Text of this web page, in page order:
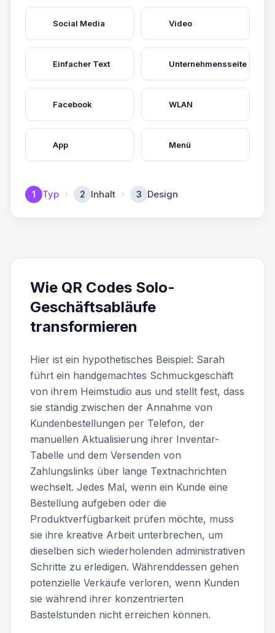
Social Media Video
Einfacher Text Unternehmensseite
Facebook WLAN
App Menü
1 Typ 2 Inhalt 3 Design
Wie QR Codes Solo-
Geschäftsabläufe
transformieren
Hier ist ein hypothetisches Beispiel: Sarah
führt ein handgemachtes Schmuckgeschäft
von ihrem Heimstudio aus und stellt fest, dass
sie ständig zwischen der Annahme von
Kundenbestellungen per Telefon, der
manuellen Aktualisierung ihrer Inventar-
Tabelle und dem Versenden von
Zahlungslinks über lange Textnachrichten
wechselt. Jedes Mal, wenn ein Kunde eine
Bestellung aufgeben oder die
Produktverfügbarkeit prüfen möchte, muss
sie ihre kreative Arbeit unterbrechen, um
dieselben sich wiederholenden administrativen
Schritte zu erledigen. Währenddessen gehen
potenzielle Verkäufe verloren, wenn Kunden
sie während ihrer konzentrierten
Bastelstunden nicht erreichen können.